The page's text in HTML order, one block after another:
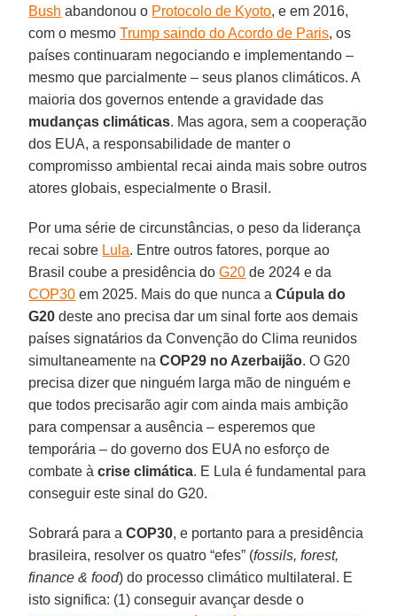
Bush abandonou o Protocolo de Kyoto, e em 2016,
com o mesmoTrump saindo do Acordo de Paris, os
países continuaram negociando e implementando –
mesmo que parcialmente – seus planos climáticos. A
maioria dos governos entende a gravidade das
mudanças climáticas. Mas agora, sem a cooperação
dos EUA, a responsabilidade de manter o
compromisso ambiental recai ainda mais sobre outros
atores globais, especialmente o Brasil.
Por uma série de circunstâncias, o peso da liderança
recai sobre Lula. Entre outros fatores, porque ao
Brasil coube a presidência doG20 de 2024 e da
COP30 em 2025. Mais do que nunca aCúpula do
G20 deste ano precisa dar um sinal forte aos demais
países signatários da Convenção do Clima reunidos
simultaneamente naCOP29 no Azerbaijão. O G20
precisa dizer que ninguém larga mão de ninguém e
que todos precisarão agir com ainda mais ambição
para compensar a ausência – esperemos que
temporária – do governo dos EUA no esforço de
combate àcrise climática. E Lula é fundamental para
conseguir este sinal do G20.
Sobrará para aCOP30, e portanto para a presidência
brasileira, resolver os quatro “efes” (fossils, forest,
finance & food) do processo climático multilateral. E
isto significa: (1) conseguir avançar desde o